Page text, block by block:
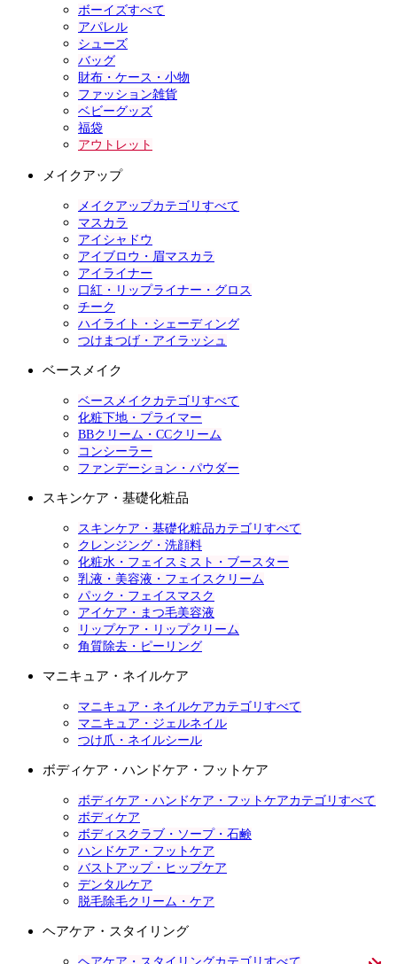
ボーイズすべて
アパレル
シューズ
バッグ
財布・ケース・小物
ファッション雑貨
ベビーグッズ
福袋
アウトレット
メイクアップ
メイクアップカテゴリすべて
マスカラ
アイシャドウ
アイブロウ・眉マスカラ
アイライナー
口紅・リップライナー・グロス
チーク
ハイライト・シェーディング
つけまつげ・アイラッシュ
ベースメイク
ベースメイクカテゴリすべて
化粧下地・プライマー
BBクリーム・CCクリーム
コンシーラー
ファンデーション・パウダー
スキンケア・基礎化粧品
スキンケア・基礎化粧品カテゴリすべて
クレンジング・洗顔料
化粧水・フェイスミスト・ブースター
乳液・美容液・フェイスクリーム
パック・フェイスマスク
アイケア・まつ毛美容液
リップケア・リップクリーム
角質除去・ピーリング
マニキュア・ネイルケア
マニキュア・ネイルケアカテゴリすべて
マニキュア・ジェルネイル
つけ爪・ネイルシール
ボディケア・ハンドケア・フットケア
ボディケア・ハンドケア・フットケアカテゴリすべて
ボディケア
ボディスクラブ・ソープ・石鹸
ハンドケア・フットケア
バストアップ・ヒップケア
デンタルケア
脱毛除毛クリーム・ケア
ヘアケア・スタイリング